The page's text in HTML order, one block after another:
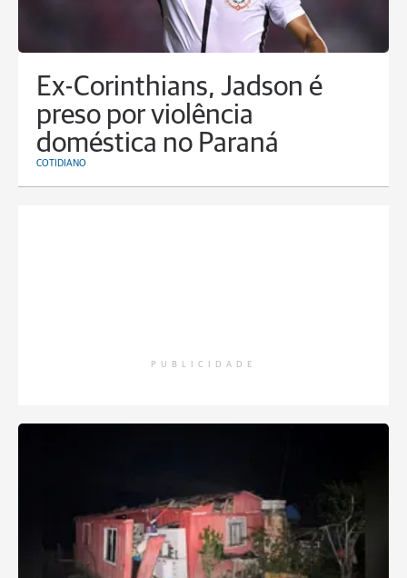
Ex-Corinthians, Jadson é
preso por violência
doméstica no Paraná
COTIDIANO
PUBLICIDADE